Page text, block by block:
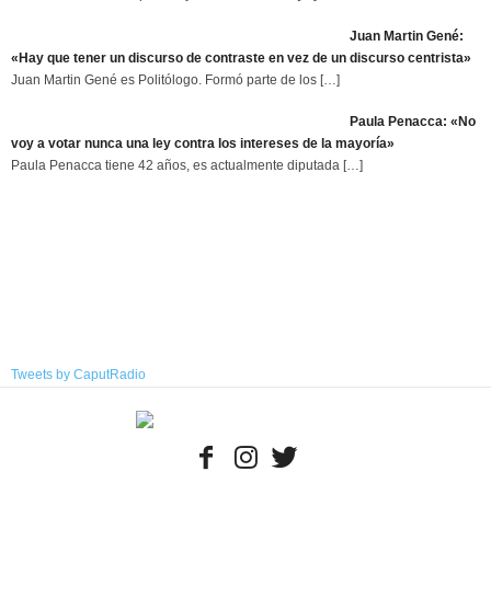
Juan Martin Gené:
«Hay que tener un discurso de contraste en vez de un discurso centrista»
Juan Martin Gené es Politólogo. Formó parte de los […]
Paula Penacca: «No
voy a votar nunca una ley contra los intereses de la mayoría»
Paula Penacca tiene 42 años, es actualmente diputada […]
Tweets by CaputRadio